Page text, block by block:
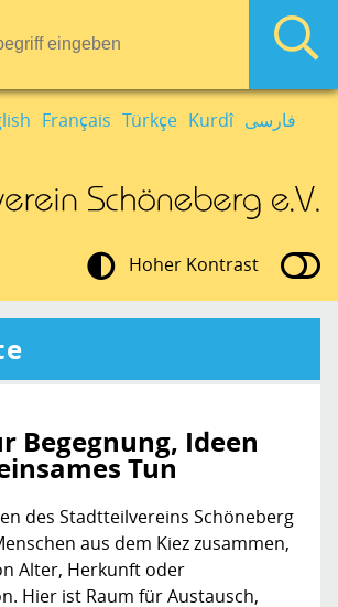
Français Türkçe Kurdî فارسی
Hoher Kontrast
Begegnung, Ideen
Tun
des Stadtteilvereins Schöneberg
aus dem Kiez zusammen,
Alter, Herkunft oder
Hier ist Raum für Austausch,